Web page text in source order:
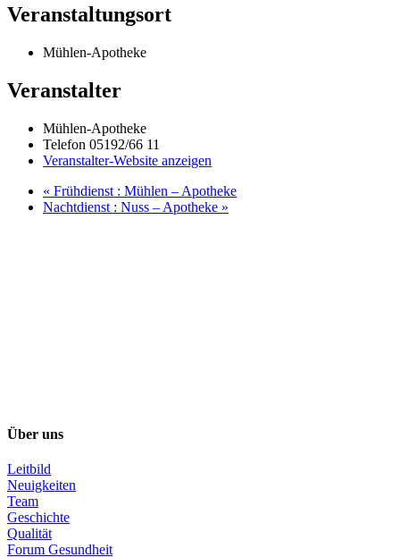
Veranstaltungsort
Mühlen-Apotheke
Veranstalter
Mühlen-Apotheke
Telefon 05192/66 11
Veranstalter-Website anzeigen
« Frühdienst : Mühlen – Apotheke
Nachtdienst : Nuss – Apotheke »
Über uns
Leitbild
Neuigkeiten
Team
Geschichte
Qualität
Forum Gesundheit